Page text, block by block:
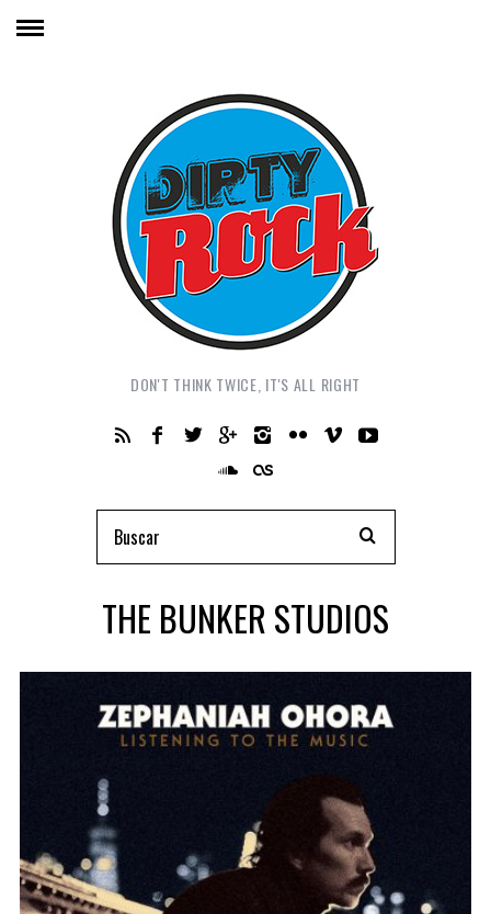
DON'T THINK TWICE, IT'S ALL RIGHT
THE BUNKER STUDIOS